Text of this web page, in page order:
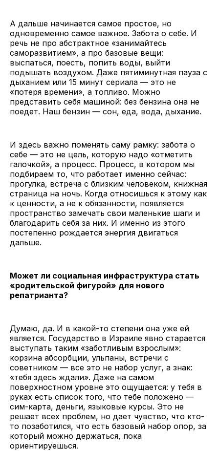
А дальше начинается самое простое, но
одновременно самое важное. Забота о себе. И
речь не про абстрактное «занимайтесь
саморазвитием», а про базовые вещи:
выспаться, поесть, попить воды, выйти
подышать воздухом. Даже пятиминутная пауза с
дыханием или 15 минут сериала — это не
«потеря времени», а топливо. Можно
представить себя машиной: без бензина она не
поедет. Наш бензин — сон, еда, вода, дыхание.
И здесь важно поменять саму рамку: забота о
себе — это не цель, которую надо «отметить
галочкой», а процесс. Процесс, в котором мы
подбираем то, что работает именно сейчас:
прогулка, встреча с близким человеком, книжная
страница на ночь. Когда относишься к этому как
к ценности, а не к обязанности, появляется
пространство замечать свои маленькие шаги и
благодарить себя за них. И именно из этого
постепенно рождается энергия двигаться
дальше.
Может ли социальная инфраструктура стать
«родительской фигурой» для нового
репатрианта?
Думаю, да. И в какой-то степени она уже ей
является. Государство в Израиле явно старается
выступать таким «заботливым взрослым»:
корзина абсорбции, ульпаны, встречи с
советником — все это не набор услуг, а знак:
«тебя здесь ждали». Даже на самом
поверхностном уровне это ощущается: у тебя в
руках есть список того, что тебе положено —
сим-карта, деньги, языковые курсы. Это не
решает всех проблем, но дает чувство, что кто-
то позаботился, что есть базовый набор опор, за
который можно держаться, пока
ориентируешься.